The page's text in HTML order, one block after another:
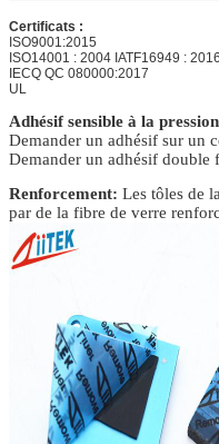
Certificats :
ISO9001:2015
ISO14001 : 2004 IATF16949 : 2016
IECQ QC 080000:2017
UL
Adhésif sensible à la
Demander un adhésif sur un
Demander un adhésif
Renforcement: Les tôles de
par de la fibre de verre